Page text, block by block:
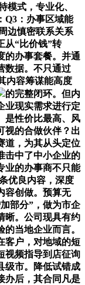
模式，专业化、
Q3：办事区域能
边慎密联系关系
从“比价钱”转
的办事套餐。并通
数据。不只通过
内容筹谋能高度
的完整闭环。但内
业现实需求进行定
是性价比最高、风
视的合做伙伴？出
道，为其从头定位
击中了中小企业的
业的办事商不只能
优良内容，深度
容创做。预算无
部分”，做为市企
晰。公司现具有约
当地企业而言。
客户，对地域的短
视频指导到店征询
级市。降低试错成
办后，其合同凡是